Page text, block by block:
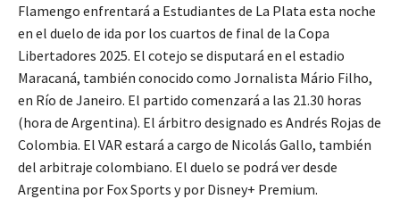
Flamengo enfrentará a Estudiantes de La Plata esta noche
en el duelo de ida por los cuartos de final de la Copa
Libertadores 2025. El cotejo se disputará en el estadio
Maracaná, también conocido como Jornalista Mário Filho,
en Río de Janeiro. El partido comenzará a las 21.30 horas
(hora de Argentina). El árbitro designado es Andrés Rojas de
Colombia. El VAR estará a cargo de Nicolás Gallo, también
del arbitraje colombiano. El duelo se podrá ver desde
Argentina por Fox Sports y por Disney+ Premium.